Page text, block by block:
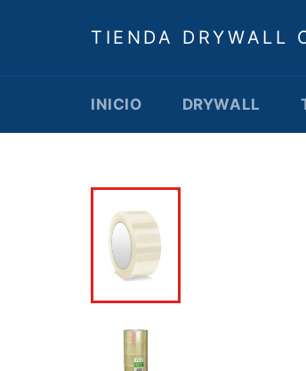
directamenteTIENDA DRYWALL
INICIO DRYWALL